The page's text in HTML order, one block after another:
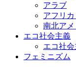
アラブ
アフリ
南北アメ
エコ社会主義
エコ社会
フェミニズム